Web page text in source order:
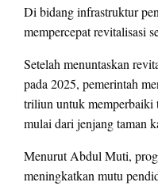
Di bidang infrastruktur
mempercepat revitalisasi
Setelah menuntaskan
pada 2025, pemerintah
triliun untuk memperbaiki
mulai dari jenjang taman
Menurut Abdul Muti,
meningkatkan mutu